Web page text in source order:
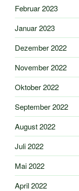
Februar 2023
Januar 2023
Dezember 2022
November 2022
Oktober 2022
September 2022
August 2022
Juli 2022
Mai 2022
April 2022